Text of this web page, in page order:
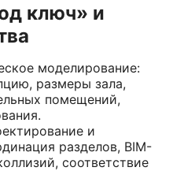
ключ» и
моделирование:
размеры зала,
помещений,
и
разделов, BIM-
соответствие